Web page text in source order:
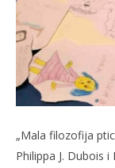
„Mala filozofija
Philippa J. Dubois